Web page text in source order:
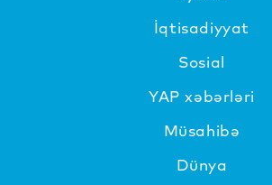
İqtisadiyyat
Sosial
YAP xəbərləri
Müsahibə
Dünya